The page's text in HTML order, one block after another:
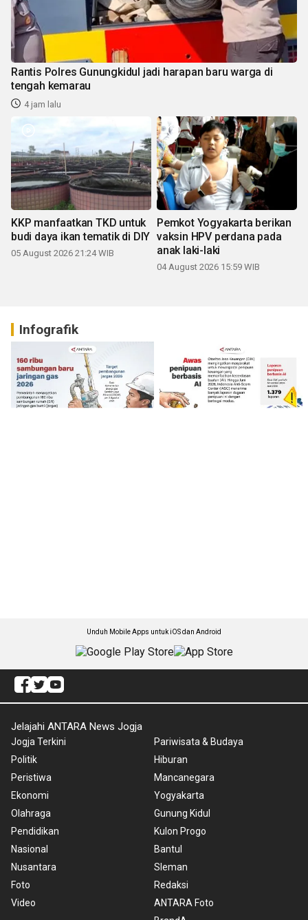
Rantis Polres Gunungkidul jadi harapan baru warga di
tengah kemarau
4 jam lalu
KKP manfaatkan TKD untuk
budi daya ikan tematik di DIY
05 August 2026 21:24 WIB
Pemkot Yogyakarta berikan
vaksin HPV perdana pada
anak laki-laki
04 August 2026 15:59 WIB
Infografik
Unduh Mobile Apps untuk iOS dan Android
Jelajahi ANTARA News Jogja
Jogja Terkini
Politik
Peristiwa
Ekonomi
Olahraga
Pendidikan
Nasional
Nusantara
Foto
Video
Pariwisata & Budaya
Hiburan
Mancanegara
Yogyakarta
Gunung Kidul
Kulon Progo
Bantul
Sleman
Redaksi
ANTARA Foto